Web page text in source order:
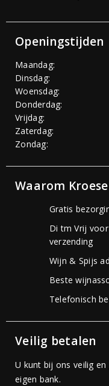
Openingstijden
Maandag:
Dinsdag:
Woensdag:
Donderdag:
Vrijdag:
Zaterdag:
Zondag:
Waarom Kroese
Gratis
Di tm Vrij
verzending
Wijn & Spijs
Beste
Telefonisch
Veilig betalen
U kunt bij ons veilig
eigen bank.